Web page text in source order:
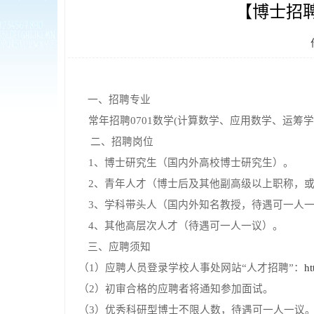
【博士
一、招聘专业
常年招聘0701数学(计算数学、应用数学、运筹
二、招聘岗位
1、博士研究生（国内外高校博士研究生）。
2、青年人才（博士后及其他副高级以上职称，
3、学科带头人（国内外知名教授，待遇可一人
4、其他高层次人才（待遇可一人一议）。
三、应聘须知
（1）应聘人员登录学校人事处网站“人才招聘”：
（2）初审合格的应聘者将通知参加面试。
（3）优秀科研型博士不限人数，待遇可一人一议